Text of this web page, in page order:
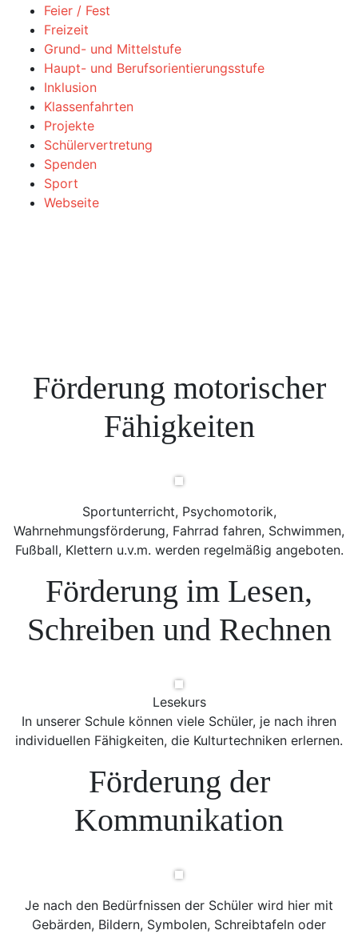
Feier / Fest
Freizeit
Grund- und Mittelstufe
Haupt- und Berufsorientierungsstufe
Inklusion
Klassenfahrten
Projekte
Schülervertretung
Spenden
Sport
Webseite
Förderung motorischer
Fähigkeiten
Sportunterricht, Psychomotorik,
Wahrnehmungsförderung, Fahrrad fahren, Schwimmen,
Fußball, Klettern u.v.m. werden regelmäßig angeboten.
Förderung im Lesen,
Schreiben und Rechnen
Lesekurs
In unserer Schule können viele Schüler, je nach ihren
individuellen Fähigkeiten, die Kulturtechniken erlernen.
Förderung der
Kommunikation
Je nach den Bedürfnissen der Schüler wird hier mit
Gebärden, Bildern, Symbolen, Schreibtafeln oder